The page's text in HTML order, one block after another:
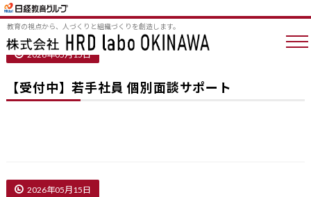
教育の視点から、人づくりと組織づくりを創造します。
セミナー
2026年05月15日
【受付中】若手社員 個別面談サポート
2026年05月15日